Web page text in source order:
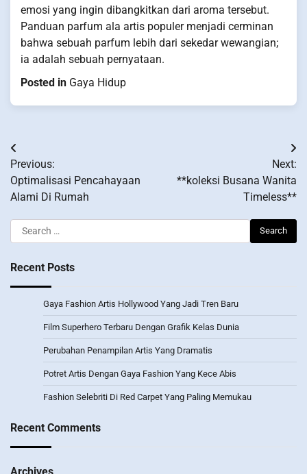
emosi yang ingin dibangkitkan dari aroma tersebut.
Panduan parfum ala artis populer menjadi cerminan
bahwa sebuah parfum lebih dari sekedar wewangian;
ia adalah sebuah pernyataan.
Posted in Gaya Hidup
Post
navigation
Previous:
Optimalisasi Pencahayaan
Alami Di Rumah
Next:
**koleksi Busana Wanita
Timeless**
Search
for:
Recent Posts
Gaya Fashion Artis Hollywood Yang Jadi Tren Baru
Film Superhero Terbaru Dengan Grafik Kelas Dunia
Perubahan Penampilan Artis Yang Dramatis
Potret Artis Dengan Gaya Fashion Yang Kece Abis
Fashion Selebriti Di Red Carpet Yang Paling Memukau
Recent Comments
Archives